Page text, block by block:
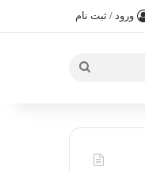
ورود / ثبت نام
جستجو